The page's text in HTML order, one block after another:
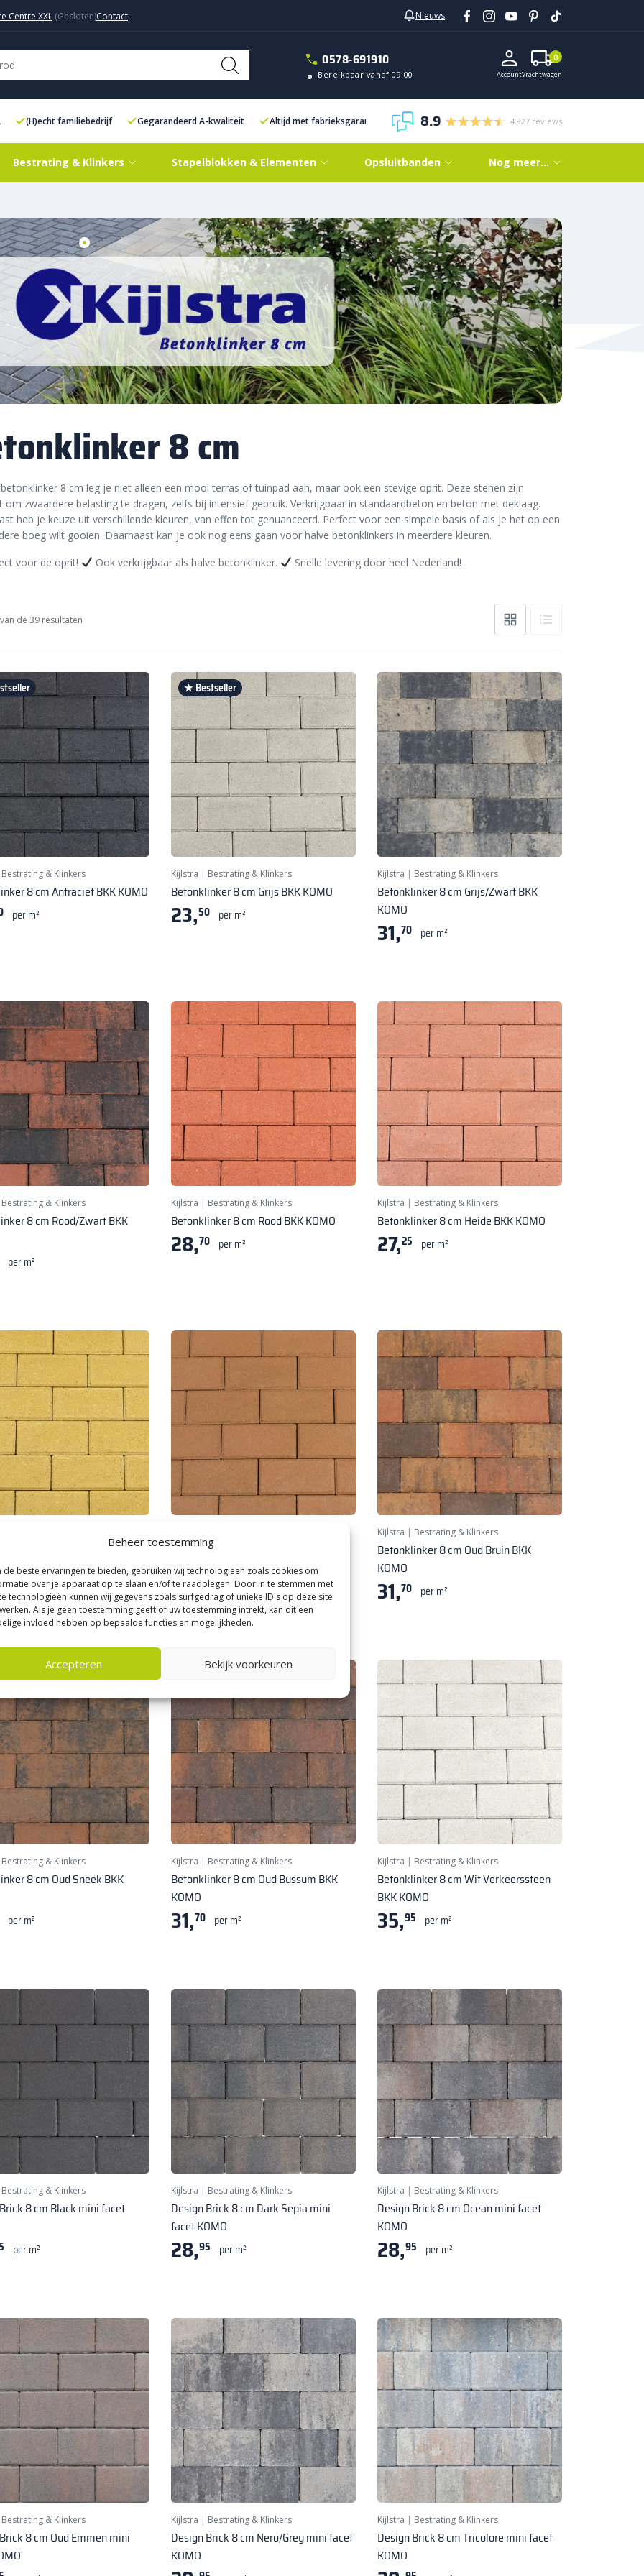
Beheer toestemming
de beste ervaringen te bieden, gebruiken wij technologieën zoals cookies om
over je apparaat op te slaan en/of te raadplegen. Door in te stemmen met
technologieën kunnen wij gegevens zoals surfgedrag of unieke ID's op deze site
Als je geen toestemming geeft of uw toestemming intrekt, kan dit een
invloed hebben op bepaalde functies en mogelijkheden.
Accepteren Bekijk voorkeuren
Centre XXL Contact Nieuws
0578-691910
Bereikbaar vanaf 09:00 AccountVrachtwagen
0
(H)echt familiebedrijf Gegarandeerd A-kwaliteit Altijd met fabrieksgarantie 8.9 4.927 reviews
Bestrating & Klinkers Stapelblokken & Elementen Opsluitbanden Nog meer…
8 cm
8 cm leg je niet alleen een mooi terras of tuinpad aan, maar ook een stevige oprit. Deze stenen zijn
om zwaardere belasting te dragen, zelfs bij intensief gebruik. Verkrijgbaar in standaardbeton en beton met deklaag.
heb je keuze uit verschillende kleuren, van effen tot genuanceerd. Perfect voor een simpele basis of als je het op een
boeg wilt gooien. Daarnaast kan je ook nog eens gaan voor halve betonklinkers in meerdere kleuren.
voor de oprit!
Ook verkrijgbaar als halve betonklinker. Snelle levering door heel Nederland!
van de 39 resultaten
Bestrating & Klinkers
8 cm Antraciet BKK KOMO
per m²
★ Bestseller
Kijlstra | Bestrating & Klinkers
Betonklinker 8 cm Grijs BKK KOMO
23,50 per m²
Kijlstra | Bestrating & Klinkers
Betonklinker 8 cm Grijs/Zwart BKK
KOMO
31,70 per m²
Bestrating & Klinkers
8 cm Rood/Zwart BKK
per m²
Kijlstra | Bestrating & Klinkers
Betonklinker 8 cm Rood BKK KOMO
28,70 per m²
Kijlstra | Bestrating & Klinkers
Betonklinker 8 cm Heide BKK KOMO
27,25 per m²
8 cm Geel BKK KOMO
per m²
Betonklinker 8 cm Gasselterbruin BKK
KOMO
31,70 per m²
Kijlstra | Bestrating & Klinkers
Betonklinker 8 cm Oud Bruin BKK
KOMO
31,70 per m²
Bestrating & Klinkers
8 cm Oud Sneek BKK
per m²
Kijlstra | Bestrating & Klinkers
Betonklinker 8 cm Oud Bussum BKK
KOMO
31,70 per m²
Kijlstra | Bestrating & Klinkers
Betonklinker 8 cm Wit Verkeerssteen
BKK KOMO
35,95 per m²
Bestrating & Klinkers
8 cm Black mini facet
per m²
Kijlstra | Bestrating & Klinkers
Design Brick 8 cm Dark Sepia mini
facet KOMO
28,95 per m²
Kijlstra | Bestrating & Klinkers
Design Brick 8 cm Ocean mini facet
KOMO
28,95 per m²
Bestrating & Klinkers
8 cm Oud Emmen mini
Kijlstra | Bestrating & Klinkers
Design Brick 8 cm Nero/Grey mini facet
KOMO
Kijlstra | Bestrating & Klinkers
Design Brick 8 cm Tricolore mini facet
KOMO